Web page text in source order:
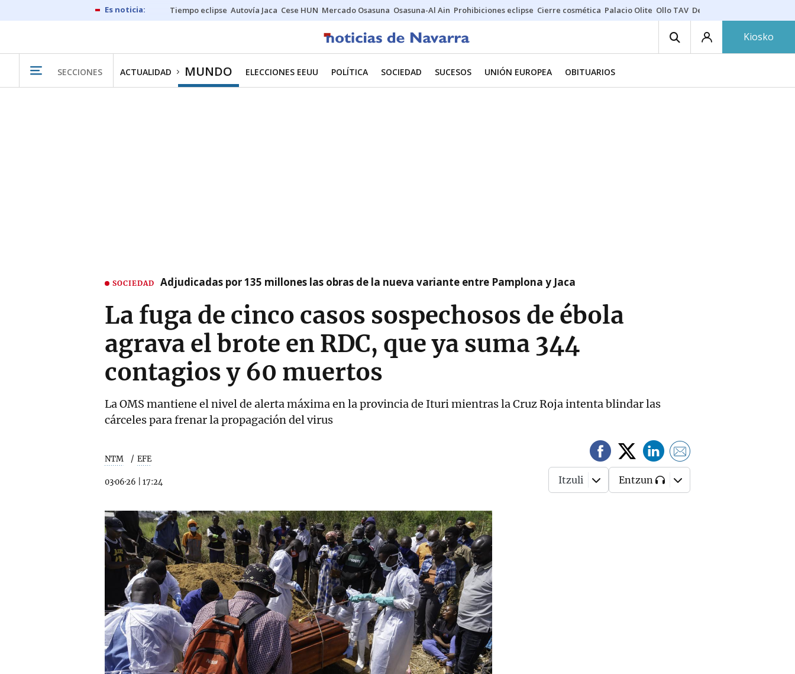
Tiempo eclipse Autovía Jaca Cese HUN Mercado Osasuna Osasuna-Al Ain Prohibiciones eclipse Cierre cosmética Palacio Olite Ollo TAV Derrama vecinos
Kiosko
SECCIONES ACTUALIDAD MUNDO ELECCIONES EEUU POLÍTICA SOCIEDAD SUCESOS UNIÓN EUROPEA OBITUARIOS
SOCIEDAD Adjudicadas por 135 millones las obras de la nueva variante entre Pamplona y Jaca
La fuga de cinco casos sospechosos de ébola
agrava el brote en RDC, que ya suma 344
contagios y 60 muertos
La OMS mantiene el nivel de alerta máxima en la provincia de Ituri mientras la Cruz Roja intenta blindar las
cárceles para frenar la propagación del virus
NTM EFE
03·06·26 17:24 Itzuli Entzun